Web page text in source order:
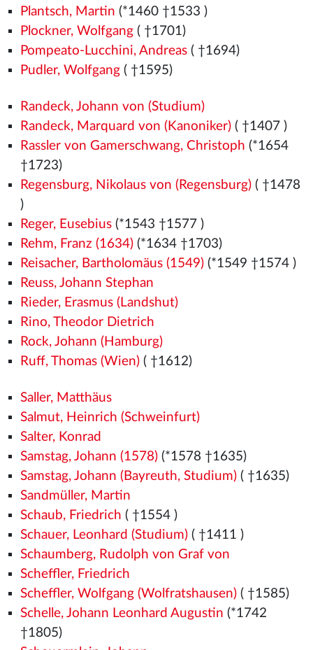
Plantsch, Martin (*1460 †1533 )
Plockner, Wolfgang( †1701)
Pompeato-Lucchini, Andreas( †1694)
Pudler, Wolfgang( †1595)
Randeck, Johann von (Studium)
Randeck, Marquard von (Kanoniker)( †1407 )
Rassler von Gamerschwang, Christoph (*1654
†1723)
Regensburg, Nikolaus von (Regensburg)( †1478
)
Reger, Eusebius(*1543 †1577 )
Rehm, Franz (1634)(*1634 †1703)
Reisacher, Bartholomäus (1549)(*1549 †1574 )
Reuss, Johann Stephan
Rieder, Erasmus (Landshut)
Rino, Theodor Dietrich
Rock, Johann (Hamburg)
Ruff, Thomas (Wien)( †1612)
Saller, Matthäus
Salmut, Heinrich (Schweinfurt)
Salter, Konrad
Samstag, Johann (1578)(*1578 †1635)
Samstag, Johann (Bayreuth, Studium)( †1635)
Sandmüller, Martin
Schaub, Friedrich ( †1554 )
Schauer, Leonhard (Studium)( †1411 )
Schaumberg, Rudolph von Graf von
Scheffler, Friedrich
Scheffler, Wolfgang (Wolfratshausen)( †1585)
Schelle, Johann Leonhard Augustin (*1742
†1805)